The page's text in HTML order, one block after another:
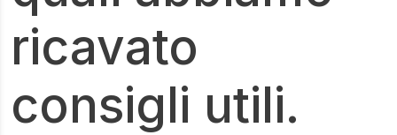
ricavato
consigli utili.